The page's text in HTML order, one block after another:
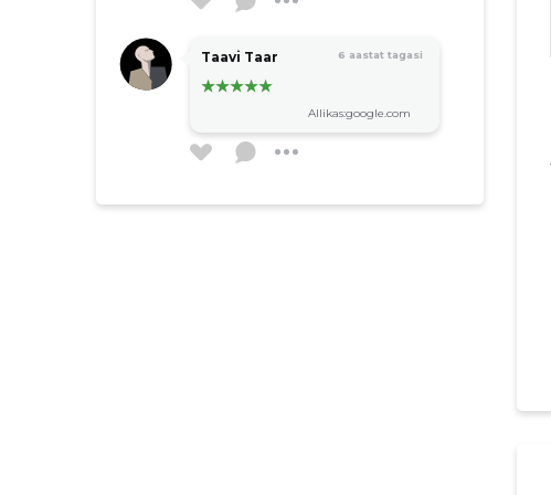
grafitimaaling
muraalmaaling
šabloontehnika
optiline illusioon
akna ja ustepalede viimistlus
Taavi Taar 6 aastat tagasi
Allikas:google.com